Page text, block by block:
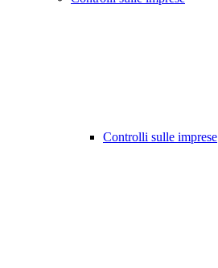
Controlli sulle imprese